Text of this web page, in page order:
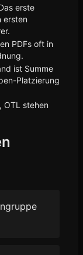
erste
ersten
PDFs oft in
ist Summe
Platzierung
OTL stehen